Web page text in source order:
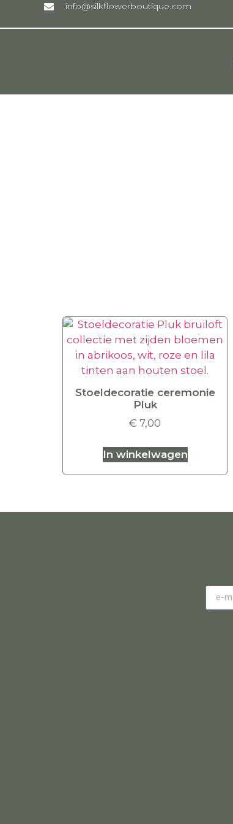
info@silkflowerboutique.com
Stoeldecoratie ceremonie
Pluk
€ 7,00
In winkelwagen